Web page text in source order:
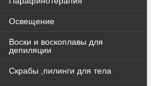
Освещение
Воски и воскоплавы для
депиляции
Скрабы ,пилинги для тела